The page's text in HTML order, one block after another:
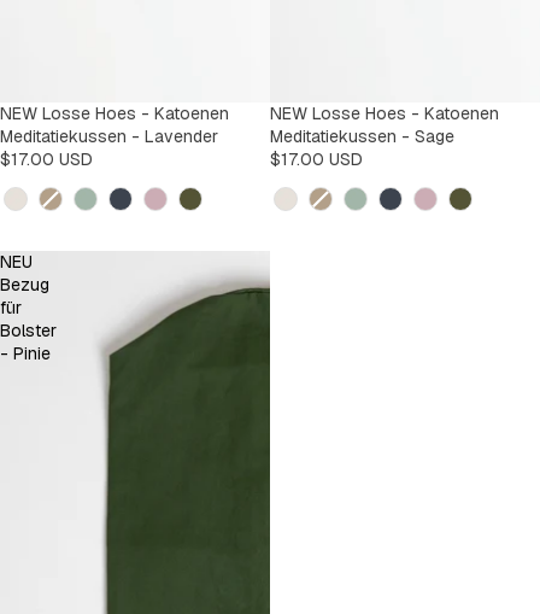
NEW Losse Hoes - Katoenen
Meditatiekussen - Lavender
$17.00 USD
Kleur
NEW Losse Hoes - Katoenen
Meditatiekussen - Sage
$17.00 USD
Kleur
NEU
Bezug
für
Bolster
- Pinie